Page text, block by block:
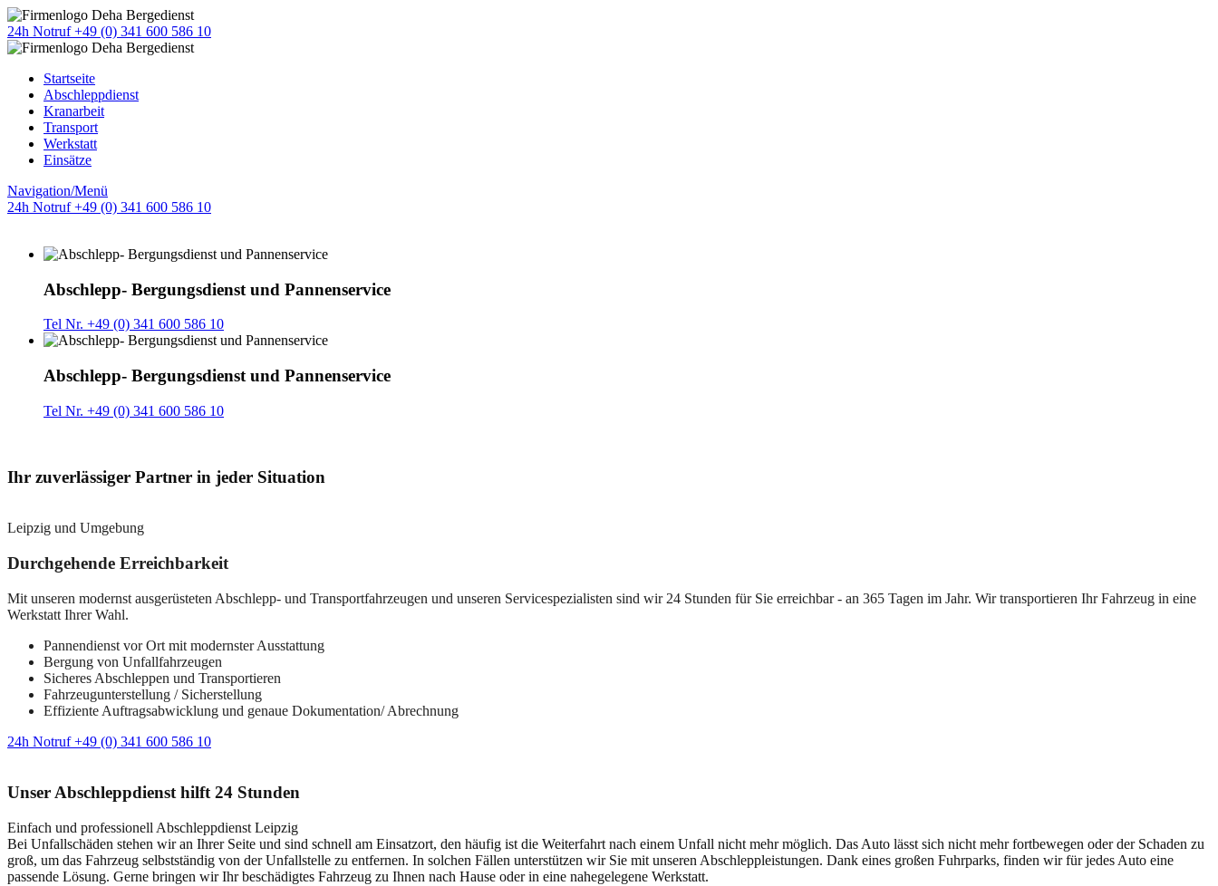
24h Notruf +49 (0) 341 600 586 10
Startseite
Abschleppdienst
Kranarbeit
Transport
Werkstatt
Einsätze
Navigation/Menü
24h Notruf +49 (0) 341 600 586 10
Abschlepp- Bergungsdienst und Pannenservice
Tel Nr. +49 (0) 341 600 586 10
Abschlepp- Bergungsdienst und Pannenservice
Tel Nr. +49 (0) 341 600 586 10
Ihr zuverlässiger Partner in jeder Situation
Leipzig und Umgebung
Durchgehende Erreichbarkeit
Mit unseren modernst ausgerüsteten Abschlepp- und Transportfahrzeugen und unseren Servicespezialisten sind wir 24 Stunden für Sie erreichbar - an 365 Tagen im Jahr. Wir transportieren Ihr Fahrzeug in eine
Werkstatt Ihrer Wahl.
Pannendienst vor Ort mit modernster Ausstattung
Bergung von Unfallfahrzeugen
Sicheres Abschleppen und Transportieren
Fahrzeugunterstellung / Sicherstellung
Effiziente Auftragsabwicklung und genaue Dokumentation/ Abrechnung
24h Notruf +49 (0) 341 600 586 10
Unser Abschleppdienst hilft 24 Stunden
Einfach und professionell Abschleppdienst Leipzig
Bei Unfallschäden stehen wir an Ihrer Seite und sind schnell am Einsatzort, den häufig ist die Weiterfahrt nach einem Unfall nicht mehr möglich. Das Auto lässt sich nicht mehr fortbewegen oder der Schaden zu
groß, um das Fahrzeug selbstständig von der Unfallstelle zu entfernen. In solchen Fällen unterstützen wir Sie mit unseren Abschleppleistungen. Dank eines großen Fuhrparks, finden wir für jedes Auto eine
passende Lösung. Gerne bringen wir Ihr beschädigtes Fahrzeug zu Ihnen nach Hause oder in eine nahegelegene Werkstatt.